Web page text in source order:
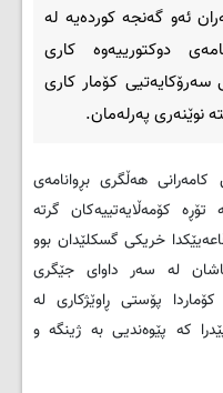
ئەو گەنجە کوردەیە لە
دوکتورییەوە کاری
سەرۆکایەتیی کۆمار کاری
پەرلەمان.
هەڵگری بڕوانامەی
کۆمەڵایەتییەکان گرتە
خریکی گسکلێدان بوو
لە سەر داوای جێگری
پۆستی ڕاوێژکاری لە
کە پێوەندیی بە ژینگە و